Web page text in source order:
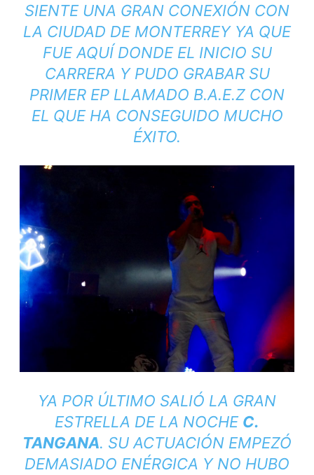
SIENTE UNA GRAN CONEXIÓN CON
LA CIUDAD DE MONTERREY YA QUE
FUE AQUÍ DONDE EL INICIO SU
CARRERA Y PUDO GRABAR SU
PRIMER EP LLAMADO B.A.E.Z CON
EL QUE HA CONSEGUIDO MUCHO
ÉXITO.
YA POR ÚLTIMO SALIÓ LA GRAN
ESTRELLA DE LA NOCHE C.
TANGANA. SU ACTUACIÓN EMPEZÓ
DEMASIADO ENÉRGICA Y NO HUBO